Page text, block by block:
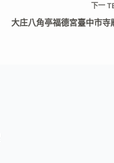
下一
大庄八角亭福德宮臺中市寺